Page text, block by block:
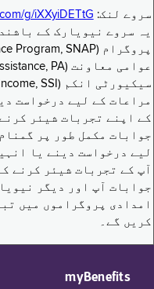
سروے لنک: g/iXXyiDETtG
یہ سروے نیویارک کے
مراعات کے لیے درخواست
کے اپنے تجربات شیئر
جوابات مکمل طور پر
لیے درخواست دینے یا
آپ کے تجربات شیئر کرنے
جوابات آپ اور دیگر
امدادی پروگراموں میں
کریں گے۔
myBenefits